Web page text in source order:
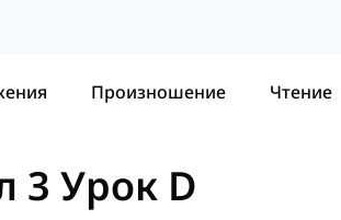
Произношение Чтение
3 Урок D